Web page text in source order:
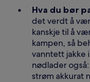
Hva du bør
det verdt å
kanskje til å
kampen, så
vanntett jakke
nødlader
strøm akkurat